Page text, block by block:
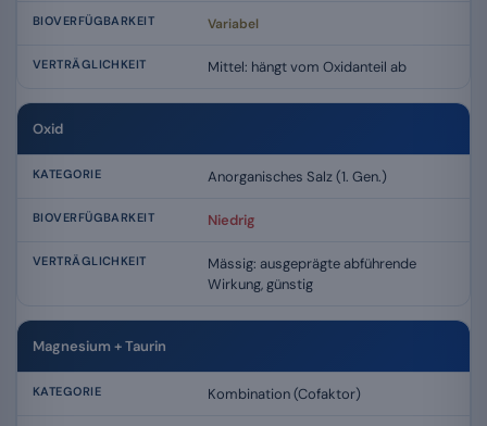
Variabel
Mittel: hängt vom Oxidanteil ab
Oxid
Anorganisches Salz (1. Gen.)
Niedrig
Mässig: ausgeprägte abführende
Wirkung, günstig
Magnesium + Taurin
Kombination (Cofaktor)